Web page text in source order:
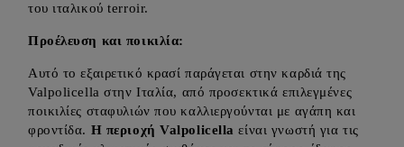
του ιταλικού terroir.
Προέλευση και ποικιλία:
Αυτό το εξαιρετικό κρασί παράγεται στην καρδιά της
Valpolicella στην Ιταλία, από προσεκτικά επιλεγμένες
ποικιλίες σταφυλιών που καλλιεργούνται με αγάπη και
φροντίδα. Η περιοχή Valpolicella είναι γνωστή για τις